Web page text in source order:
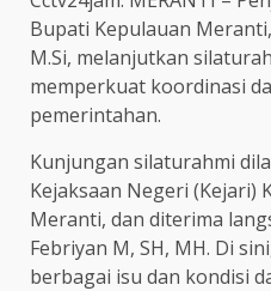
Bupati Kepulauan
M.Si, melanjutkan
memperkuat koordinasi
pemerintahan.
Kunjungan silaturahmi
Kejaksaan Negeri (Kejari)
Meranti, dan diterima
Febriyan M, SH, MH. Di
berbagai isu dan kondisi